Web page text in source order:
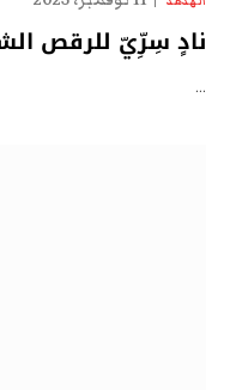
نادٍ سِرِّيّ للرقص
…